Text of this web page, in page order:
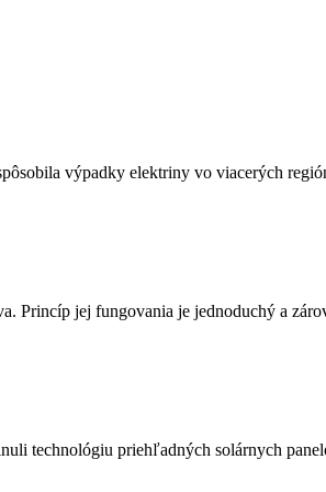
výpadky elektriny vo viacerých
Princíp jej fungovania je jednoduchý a
technológiu priehľadných solárnych